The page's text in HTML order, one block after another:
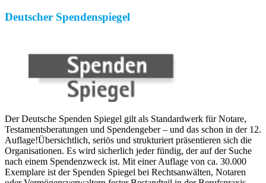
Deutscher Spendenspiegel
Der Deutsche Spenden Spiegel gilt als Standardwerk für Notare,
Testamentsberatungen und Spendengeber – und das schon in der 12.
Auflage!Übersichtlich, seriös und strukturiert präsentieren sich die
Organisationen. Es wird sicherlich jeder fündig, der auf der Suche
nach einem Spendenzweck ist. Mit einer Auflage von ca. 30.000
Exemplare ist der Spenden Spiegel bei Rechtsanwälten, Notaren